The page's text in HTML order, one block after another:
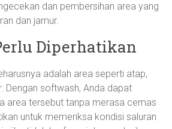
dan pembersihan area yang
dan jamur.
Diperhatikan
adalah area seperti atap,
Dengan softwash, Anda dapat
area tersebut tanpa merasa cemas
untuk memeriksa kondisi saluran